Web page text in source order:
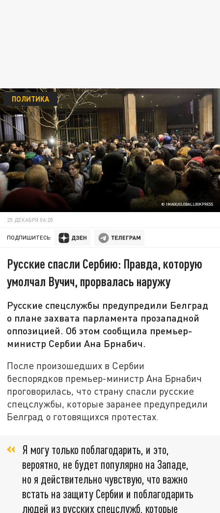
© IMAGO/GLOBALLOOKPRESS
ПОЛИТИКА
25 ДЕКАБРЯ 06:20
ПОДПИШИТЕСЬ:
Русские спасли Сербию: Правда, которую
умолчал Вучич, прорвалась наружу
Русские спецслужбы предупредили Белград
о плане захвата парламента прозападной
оппозицией. Об этом сообщила премьер-
министр Сербии Ана Брнабич.
После произошедших в Сербии
беспорядков премьер-министр Ана Брнабич
проговорилась, что страну спасли русские
спецслужбы, которые заранее предупредили
Белград о готовящихся протестах.
Я могу только поблагодарить, и это,
вероятно, не будет популярно на Западе,
но я действительно чувствую, что важно
встать на защиту Сербии и поблагодарить
людей из русских спецслужб, которые